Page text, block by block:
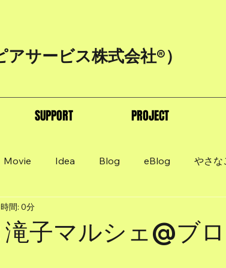
アサービス株式会社®）
SUPPORT PROJECT
Movie Idea Blog eBlog やさな
子マルシェ@ブ
間: 0分